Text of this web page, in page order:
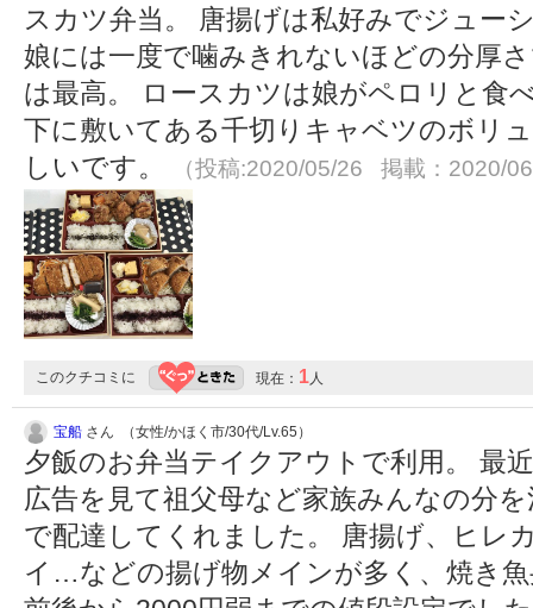
スカツ弁当。 唐揚げは私好みでジュー
娘には一度で噛みきれないほどの分厚
は最高。 ロースカツは娘がペロリと食
下に敷いてある千切りキャベツのボリ
しいです。
（投稿:2020/05/26 掲載：2020/
このクチコミに 現在： 1人
宝船 さん （女性/かほく市/30代/Lv.65）
夕飯のお弁当テイクアウトで利用。 最
広告を見て祖父母など家族みんなの分
で配達してくれました。 唐揚げ、ヒレ
イ…などの揚げ物メインが多く、焼き